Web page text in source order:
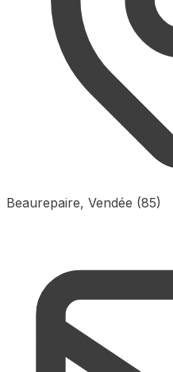
Beaurepaire, Vendée (85)